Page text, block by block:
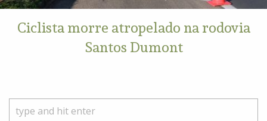
Ciclista morre atropelado na rodovia
Santos Dumont